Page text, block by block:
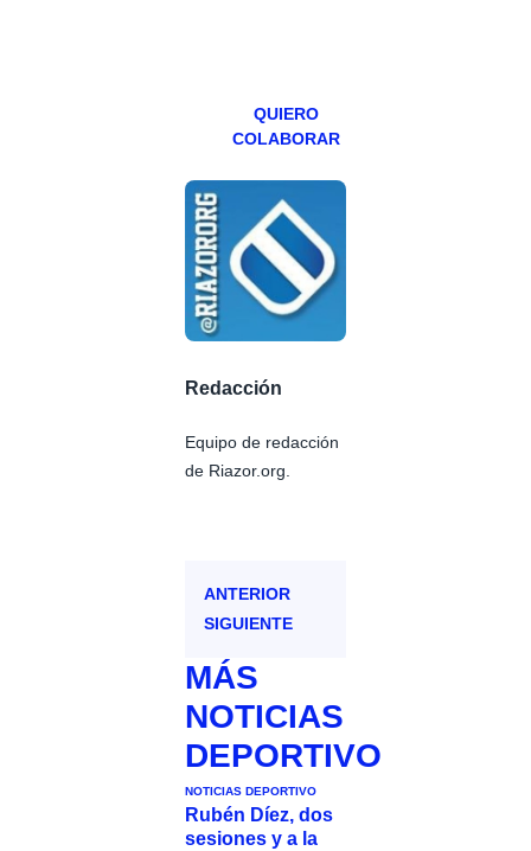
QUIERO
COLABORAR
Redacción
Equipo de redacción
de Riazor.org.
ANTERIOR
SIGUIENTE
MÁS
NOTICIAS
DEPORTIVO
NOTICIAS DEPORTIVO
Rubén Díez, dos
sesiones y a la